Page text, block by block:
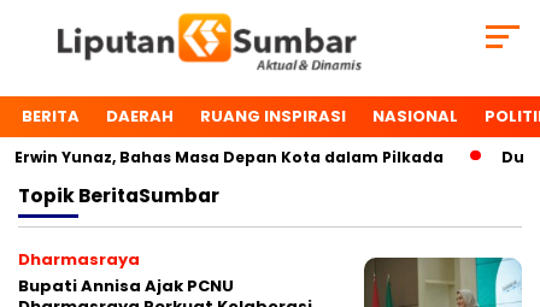
BERITA DAERAH RUANG INSPIRASI NASIONAL
Yunaz, Bahas Masa Depan Kota dalam Pilkada Dua
TopikBeritaSumbar
Dharmasraya
Bupati Annisa Ajak PCNU